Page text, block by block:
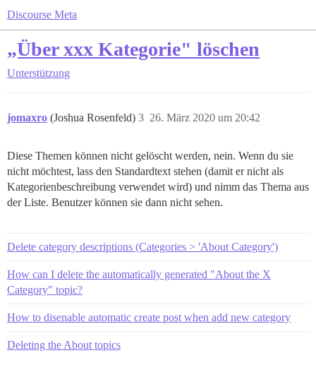
Discourse Meta
„Über xxx Kategorie" löschen
Unterstützung
jomaxro (Joshua Rosenfeld) 26. März 2020 um 20:42
3
Diese Themen können nicht gelöscht werden, nein. Wenn du sie
nicht möchtest, lass den Standardtext stehen (damit er nicht als
Kategorienbeschreibung verwendet wird) und nimm das Thema aus
der Liste. Benutzer können sie dann nicht sehen.
Delete category descriptions (Categories > 'About Category')
How can I delete the automatically generated "About the X
Category" topic?
How to disenable automatic create post when add new category
Deleting the About topics